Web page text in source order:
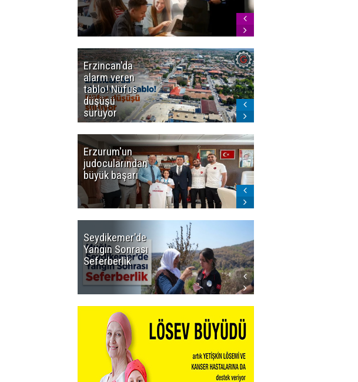
Erzincan'da
alarm veren
tablo! Nüfus
düşüşü
sürüyor
Erzurum'un
judocularından
büyük başarı
Seydikemer'de
Yangın Sonrası
Seferberlik